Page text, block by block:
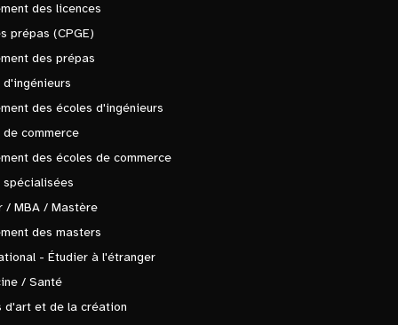
des licences
prépas (CPGE)
des prépas
d'ingénieurs
des écoles d'ingénieurs
de commerce
des écoles de commerce
spécialisées
/ MBA / Mastère
des masters
- Étudier à l'étranger
/ Santé
d'art et de la création